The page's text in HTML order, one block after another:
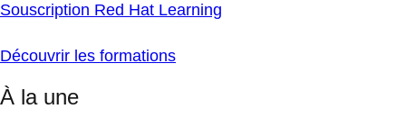
Souscription Red Hat Learning
Découvrir les formations
À la une